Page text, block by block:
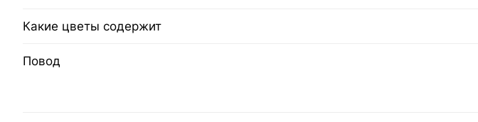
Какие цветы содержит
Повод